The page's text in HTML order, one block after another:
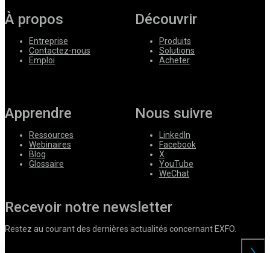
À propos
Entreprise
Contactez-nous
Emploi
Découvrir
Produits
Solutions
Acheter
Apprendre
Ressources
Webinaires
Blog
Glossaire
Nous suivre
LinkedIn
Facebook
X
YouTube
WeChat
Recevoir notre newsletter
Restez au courant des dernières actualités concernant EXFO.